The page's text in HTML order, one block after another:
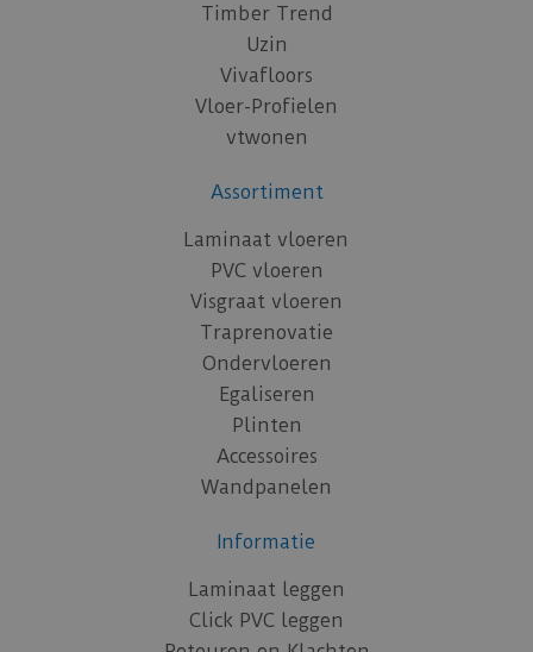
Timber Trend
Uzin
Vivafloors
Vloer-Profielen
vtwonen
Assortiment
Laminaat vloeren
PVC vloeren
Visgraat vloeren
Traprenovatie
Ondervloeren
Egaliseren
Plinten
Accessoires
Wandpanelen
Informatie
Laminaat leggen
Click PVC leggen